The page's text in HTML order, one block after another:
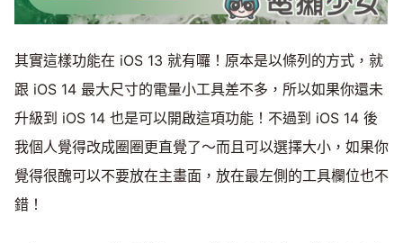
其實這樣功能在 iOS 13 就有囉！原本是以條列的方式，就
跟 iOS 14 最大尺寸的電量小工具差不多，所以如果你還未
升級到 iOS 14 也是可以開啟這項功能！不過到 iOS 14 後
我個人覺得改成圈圈更直覺了～而且可以選擇大小，如果你
覺得很醜可以不要放在主畫面，放在最左側的工具欄位也不
錯！